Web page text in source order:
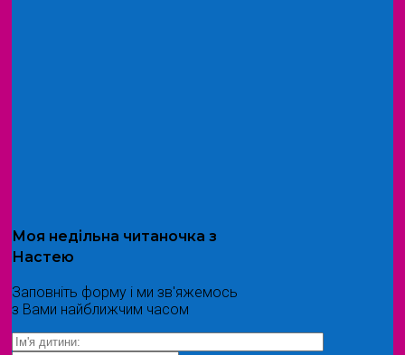
Моя недільна читаночка з
Настею
Заповніть форму і ми зв'яжемось
з Вами найближчим часом